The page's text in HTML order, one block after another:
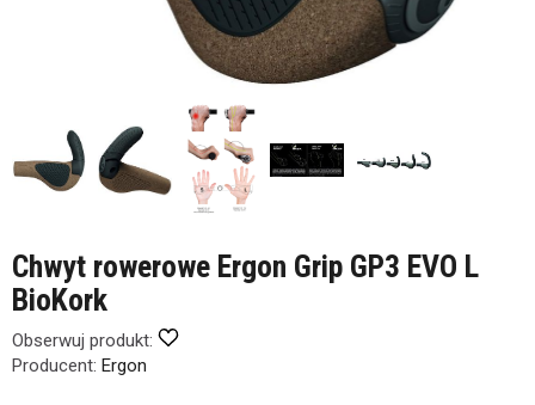
Chwyt rowerowe Ergon Grip GP3 EVO L
BioKork
Obserwuj produkt:
Producent: Ergon